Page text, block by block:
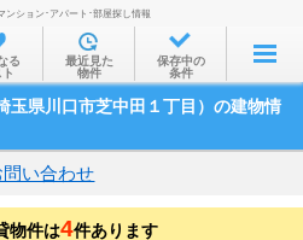
屋を探す
沿線・駅から
家賃相場から
通勤通学時間から
ンション･アパート･部屋探し情報
る
最近見た
物件
保存中の
条件
玉県川口市芝中田１丁目）の建物情
問い合わせ
物件は4件あります